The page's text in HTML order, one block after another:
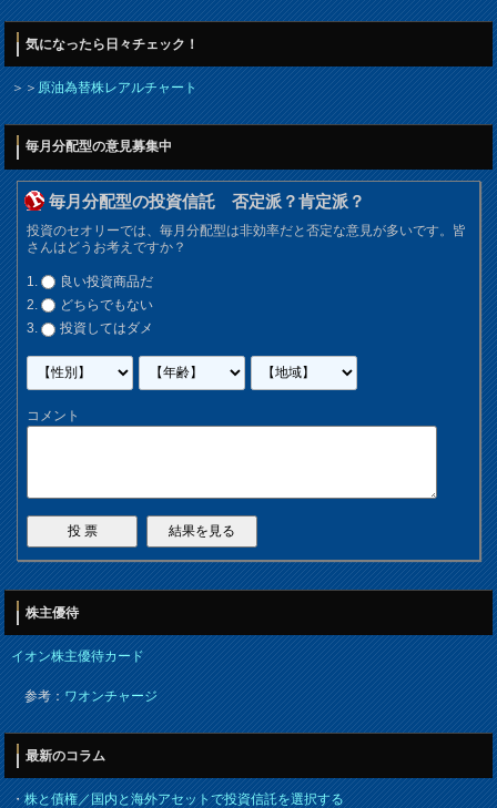
気になったら日々チェック！
＞＞原油為替株レアルチャート
毎月分配型の意見募集中
毎月分配型の投資信託 否定派？肯定派？
投資のセオリーでは、毎月分配型は非効率だと否定な意見が多いです。皆
さんはどうお考えですか？
良い投資商品だ
どちらでもない
投資してはダメ
コメント
株主優待
イオン株主優待カード
参考：ワオンチャージ
最新のコラム
・株と債権／国内と海外アセットで投資信託を選択する